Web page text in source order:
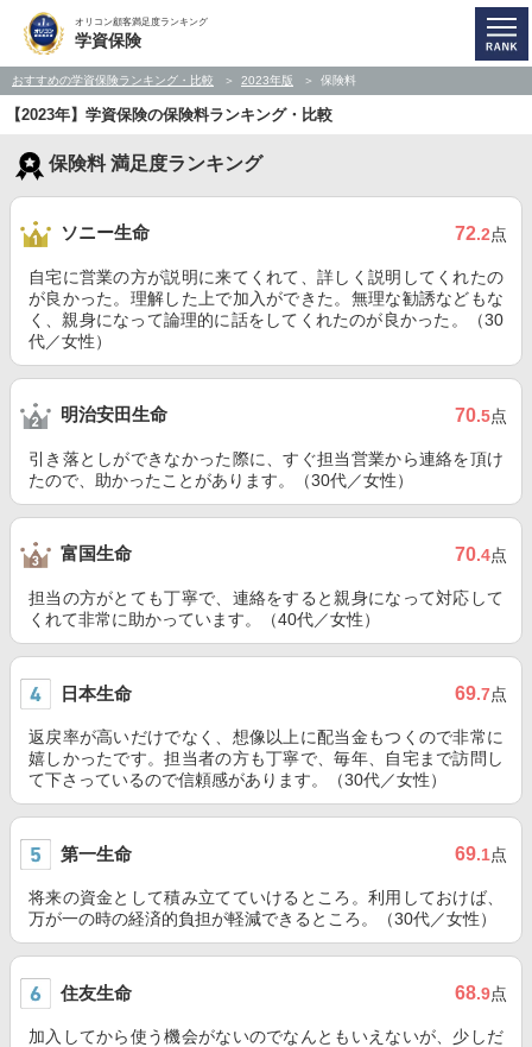
オリコン顧客満足度ランキング
学資保険
おすすめの学資保険ランキング・比較 2023年版 保険料
【2023年】学資保険の保険料ランキング・比較
保険料 満足度ランキング
ソニー生命 72.2点
自宅に営業の方が説明に来てくれて、詳しく説明してくれたの
が良かった。理解した上で加入ができた。無理な勧誘などもな
く、親身になって論理的に話をしてくれたのが良かった。（30
代／女性）
明治安田生命 70.5点
引き落としができなかった際に、すぐ担当営業から連絡を頂け
たので、助かったことがあります。（30代／女性）
富国生命 70.4点
担当の方がとても丁寧で、連絡をすると親身になって対応して
くれて非常に助かっています。（40代／女性）
日本生命 69.7点
返戻率が高いだけでなく、想像以上に配当金もつくので非常に
嬉しかったです。担当者の方も丁寧で、毎年、自宅まで訪問し
て下さっているので信頼感があります。（30代／女性）
第一生命 69.1点
将来の資金として積み立てていけるところ。利用しておけば、
万が一の時の経済的負担が軽減できるところ。（30代／女性）
住友生命 68.9点
加入してから使う機会がないのでなんともいえないが、少しだ